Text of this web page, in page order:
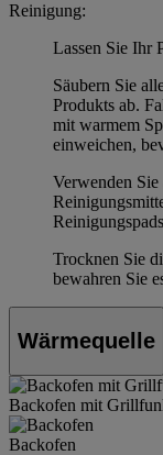
Reinigung:
Lassen Sie Ihr
Säubern Sie
Produkts ab.
mit warmem
einweichen,
Verwenden
Trocknen Sie
bewahren Sie
Wärmequelle
Backofen mit
Backofen